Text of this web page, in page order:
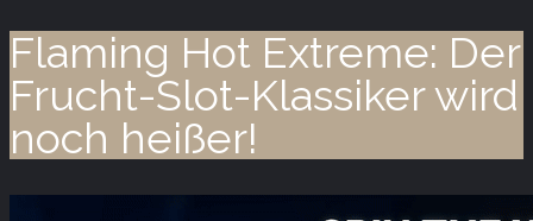
Flaming Hot Extreme: Der
Frucht-Slot-Klassiker wird
noch heißer!